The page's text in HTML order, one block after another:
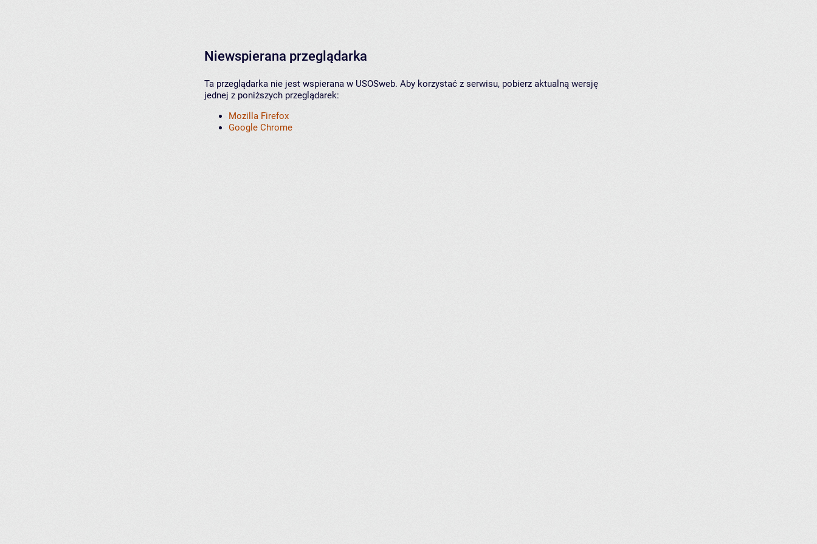
Niewspierana przeglądarka
Ta przeglądarka nie jest wspierana w USOSweb. Aby korzystać z serwisu, pobierz aktualną wersję
jednej z poniższych przeglądarek:
Mozilla Firefox
Google Chrome